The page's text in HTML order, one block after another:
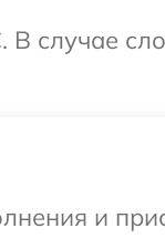
В случае
и